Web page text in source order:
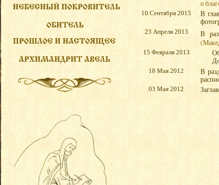
о
10 Сентября 2015
В
23 Апреля 2013
В
15 Февраля 2013
18 Мая 2012
В
03 Мая 2012